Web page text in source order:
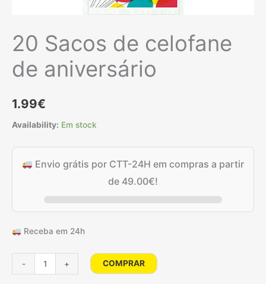
20 Sacos de celofane
de aniversário
1.99€
Availability: Em stock
Envio grátis por CTT-24H em compras a partir
de 49.00€!
Receba em 24h
-
Quantidade
de
+ COMPRAR